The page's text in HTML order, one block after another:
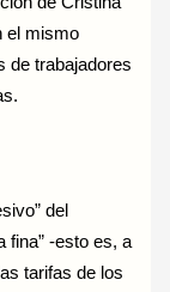
el mismo
de trabajadores
del
fina” -esto es, a
tarifas de los